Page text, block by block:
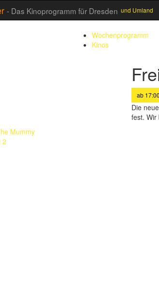
- Das Kinoprogramm für Dresden und Umland
Wochenprogramm
Kinos
ab
Die
fest. Wir
Mummy
2